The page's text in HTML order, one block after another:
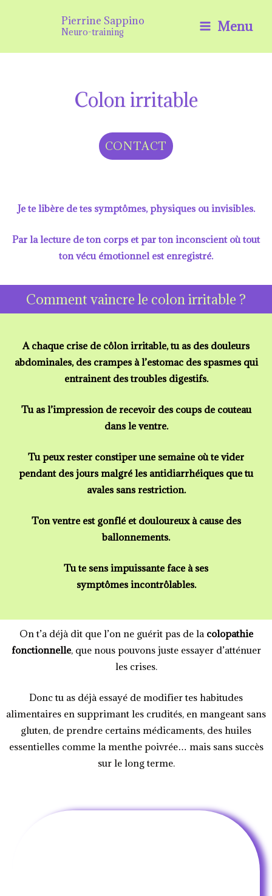
Pierrine Sappino
Neuro-training Menu
Colon irritable
CONTACT
Je te libère de tes symptômes, physiques ou invisibles.
Par la lecture de ton corps et par ton inconscient où tout
ton vécu émotionnel est enregistré.
Comment vaincre le colon irritable ?
A chaque crise de côlon irritable, tu as des douleurs
abdominales, des crampes à l’estomac des spasmes qui
entrainent des troubles digestifs.
Tu as l’impression de recevoir des coups de couteau
dans le ventre.
Tu peux rester constiper une semaine où te vider
pendant des jours malgré les antidiarrhéiques que tu
avales sans restriction.
Ton ventre est gonflé et douloureux à cause des
ballonnements.
Tu te sens impuissante face à ses
symptômes incontrôlables.
On t’a déjà dit que l’on ne guérit pas de la colopathie
fonctionnelle, que nous pouvons juste essayer d’atténuer
les crises.
Donc tu as déjà essayé de modifier tes habitudes
alimentaires en supprimant les crudités, en mangeant sans
gluten, de prendre certains médicaments, des huiles
essentielles comme la menthe poivrée… mais sans succès
sur le long terme.